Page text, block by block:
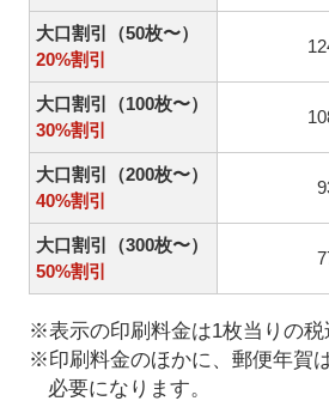
大口割引（50枚〜）
20%割引
大口割引（100枚〜）
30%割引
大口割引（200枚〜）
40%割引
大口割引（300枚〜）
50%割引
※表示の印刷料金は1枚当りの税
※印刷料金のほかに、郵便年賀
必要になります。